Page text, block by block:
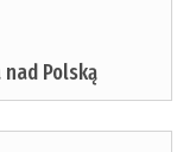
Polską